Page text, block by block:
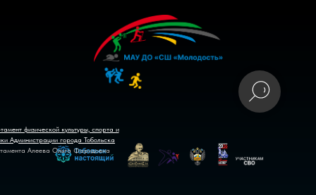
физической культуры, спорта и
Администрации города Тобольска
Алеева Ольга Фаридовна